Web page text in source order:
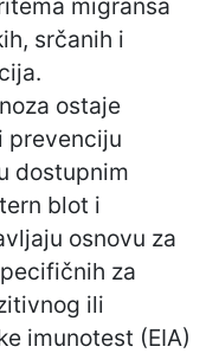
migransa
srčanih i
ostaje
prevenciju
dostupnim
blot i
osnovu za
za
ili
imunotest (EIA)